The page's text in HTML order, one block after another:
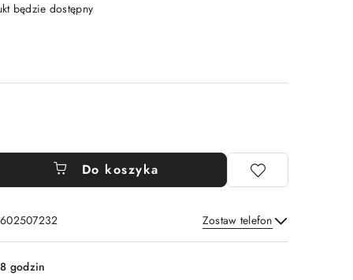
będzie dostępny
Do koszyka
Zostaw telefon
Wyślij
godzin